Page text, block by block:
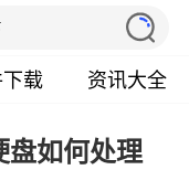
载 资讯大全
盘如何处理